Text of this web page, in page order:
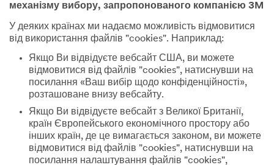
механізму вибору, запропонованого компанією 3M
У деяких країнах ми надаємо можливість відмовитися
від використання файлів "cookies". Наприклад:
Якщо Ви відвідуєте вебсайт США, ви можете
відмовитися від файлів "cookies", натиснувши на
посилання «Ваш вибір щодо конфіденційності»,
розташоване внизу вебсайту.
Якщо Ви відвідуєте вебсайт з Великої Британії,
країн Європейського економічного простору або
інших країн, де це вимагається законом, ви можете
відмовитися від файлів "cookies", натиснувши на
посилання налаштування файлів "cookies",